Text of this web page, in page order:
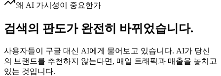
왜 AI 가시성이 중요한가
검색의 판도가 완전히 바뀌었습니다.
사용자들이 구글 대신 AI에게 물어보고 있습니다. AI가 당신
의 브랜드를 추천하지 않는다면, 매일 트래픽과 매출을 놓치고
있는 것입니다.